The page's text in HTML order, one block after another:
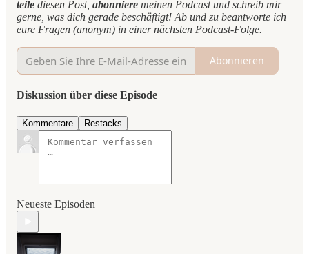
teile diesen Post, abonniere meinen Podcast und schreib mir
gerne, was dich gerade beschäftigt! Ab und zu beantworte ich
eure Fragen (anonym) in einer nächsten Podcast-Folge.
Abonnieren
Diskussion über diese Episode
Kommentare Restacks
Neueste Episoden